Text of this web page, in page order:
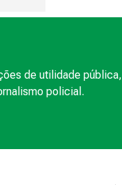
de utilidade pública,
policial.